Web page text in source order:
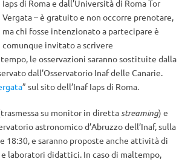
Iaps di Roma e dall’Università di Roma Tor
Vergata – è gratuito e non occorre prenotare,
ma chi fosse intenzionato a partecipare è
comunque invitato a scrivere
le osservazioni saranno sostituite dalla
dall’Osservatorio Inaf delle Canarie.
” sul sito dell’Inaf Iaps di Roma.
su monitor in direttastreaming) e
astronomico d’Abruzzo dell’Inaf, sulla
18:30, e saranno proposte anche attività di
laboratori didattici. In caso di maltempo,